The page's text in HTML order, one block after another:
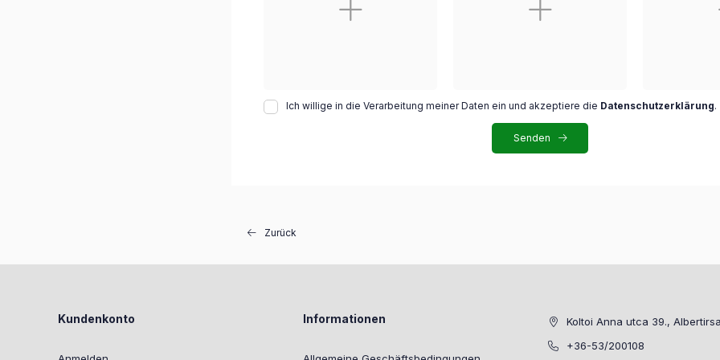
Ich willige in die Verarbeitung meiner Daten ein und akzeptiere die Datenschutzerklärung.
Senden
Zurück
Kundenkonto Informationen
Koltoi Anna utca 39.,
+36-53/200108